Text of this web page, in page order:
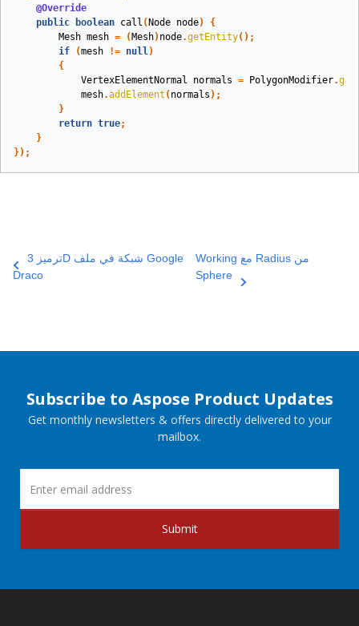
@Override
public
boolean call (Node node)
{
Mesh mesh = (Mesh) node.getEntity();
if
(mesh != null )
{
VertexElementNormal
normals = PolygonModifier.
mesh.addElement (normals );
}
return true;
}
});
ترميز 3D شبكة في ملف Google
Draco
Working مع Radius من
Sphere
Subscribe to Aspose Product Updates
Get monthly newsletters & offers directly delivered to your
mailbox.
Submit